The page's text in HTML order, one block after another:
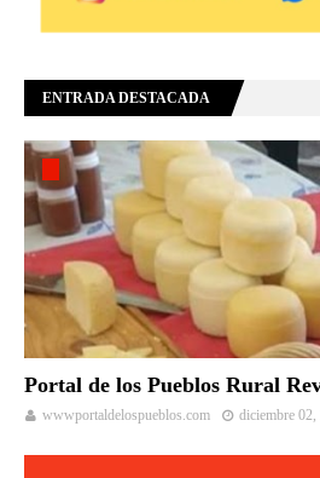
ENTRADA DESTACADA
Portal de los Pueblos Rural
wwwportaldelospueblos.com diciembre 02,